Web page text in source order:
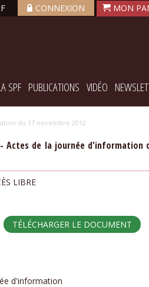
CONNEXION
SPF PUBLICATIONS VIDÉO
du 17 novembre 2012
- Actes de la journée d'information
LIBRE
TÉLÉCHARGER LE DOCUMENT
d'information